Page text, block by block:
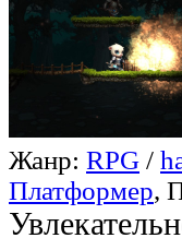
Жанр: RPG /
Платформер,